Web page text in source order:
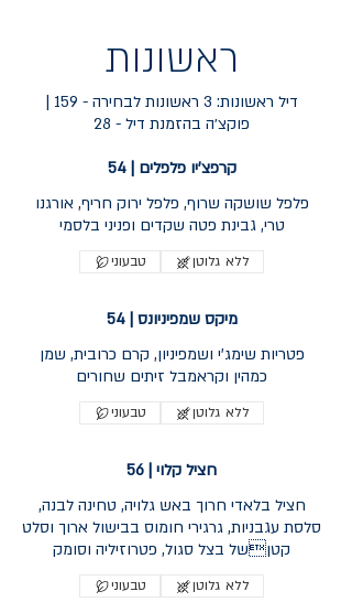
ראשונות
דיל ראשונות: 3 ראשונות לבחירה - 159 |
פוקצ׳ה בהזמנת דיל - 28
קרפצ'יו פלפלים | 54
פלפל שושקה שרוף, פלפל ירוק חריף, אורגנו
טבעוני ללא גלוטן
מיקס שמפיניונס | 54
פטריות שימג'י ושמפיניון, קרם כרובית, שמן
כמהין וקראמבל זיתים שחורים
טבעוני ללא גלוטן
חציל קלוי | 56
חציל בלאדי חרוך באש גלויה, טחינה לבנה,
סלסת עגבניות, גרגירי חומוס בבישול ארוך וסלט
קטןשל בצל סגול, פטרוזיליה וסומק
טבעוני ללא גלוטן